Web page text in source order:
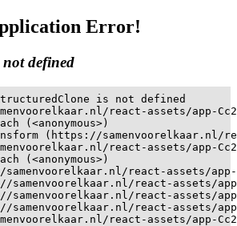
Error!
defined
is not defined
react-assets/app-
(<anonymous>)
(https://samenvoorelkaar.nl/
react-assets/app-
(<anonymous>)
samenvoorelkaar.nl/react-assets/
samenvoorelkaar.nl/react-assets/
samenvoorelkaar.nl/react-assets/
samenvoorelkaar.nl/react-assets/
react-assets/app-